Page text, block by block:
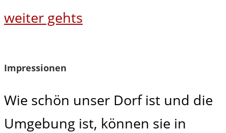
weiter gehts
Impressionen
Wie schön unser Dorf ist und die
Umgebung ist, können sie in